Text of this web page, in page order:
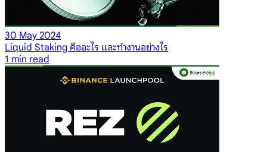
30 May 2024
Liquid Staking คืออะไร และทำงานอย่างไร
1 min read